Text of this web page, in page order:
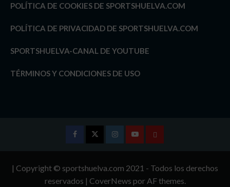
POLÍTICA DE COOKIES DE SPORTSHUELVA.COM
POLÍTICA DE PRIVACIDAD DE SPORTSHUELVA.COM
SPORTSHUELVA-CANAL DE YOUTUBE
TÉRMINOS Y CONDICIONES DE USO
InstagramYoutubeTÉRMINOS
CONDICIONES
| Copyright © sportshuelva.com 2021 - Todos los derechos
reservados | CoverNews por AF themes.